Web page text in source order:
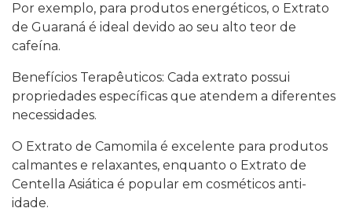
Por exemplo, para produtos energéticos, o Extrato
de Guaraná é ideal devido ao seu alto teor de
cafeína.
Benefícios Terapêuticos: Cada extrato possui
propriedades específicas que atendem a diferentes
necessidades.
O Extrato de Camomila é excelente para produtos
calmantes e relaxantes, enquanto o Extrato de
Centella Asiática é popular em cosméticos anti-
idade.